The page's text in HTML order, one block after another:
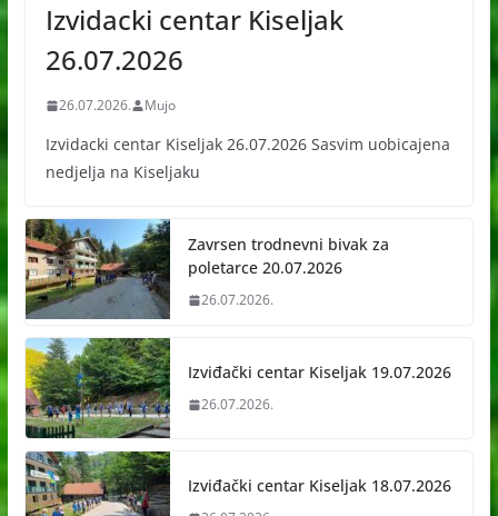
Izvidacki centar Kiseljak
26.07.2026
26.07.2026. Mujo
Izvidacki centar Kiseljak 26.07.2026 Sasvim uobicajena
nedjelja na Kiseljaku
Zavrsen trodnevni bivak za
poletarce 20.07.2026
26.07.2026.
Izviđački centar Kiseljak 19.07.2026
26.07.2026.
Izviđački centar Kiseljak 18.07.2026